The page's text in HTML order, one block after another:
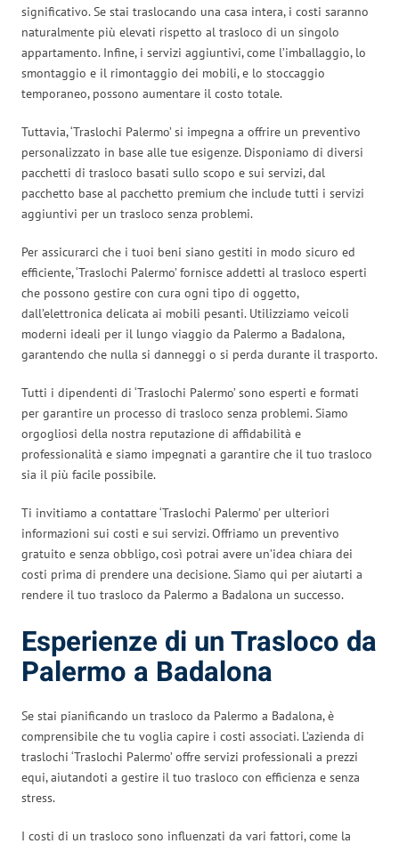
significativo. Se stai traslocando una casa intera, i costi saranno
naturalmente più elevati rispetto al trasloco di un singolo
appartamento. Infine, i servizi aggiuntivi, come l’imballaggio, lo
smontaggio e il rimontaggio dei mobili, e lo stoccaggio
temporaneo, possono aumentare il costo totale.
Tuttavia, ‘Traslochi Palermo’ si impegna a offrire un preventivo
personalizzato in base alle tue esigenze. Disponiamo di diversi
pacchetti di trasloco basati sullo scopo e sui servizi, dal
pacchetto base al pacchetto premium che include tutti i servizi
aggiuntivi per un trasloco senza problemi.
Per assicurarci che i tuoi beni siano gestiti in modo sicuro ed
efficiente, ‘Traslochi Palermo’ fornisce addetti al trasloco esperti
che possono gestire con cura ogni tipo di oggetto,
dall’elettronica delicata ai mobili pesanti. Utilizziamo veicoli
moderni ideali per il lungo viaggio da Palermo a Badalona,
garantendo che nulla si danneggi o si perda durante il trasporto.
Tutti i dipendenti di ‘Traslochi Palermo’ sono esperti e formati
per garantire un processo di trasloco senza problemi. Siamo
orgogliosi della nostra reputazione di affidabilità e
professionalità e siamo impegnati a garantire che il tuo trasloco
sia il più facile possibile.
Ti invitiamo a contattare ‘Traslochi Palermo’ per ulteriori
informazioni sui costi e sui servizi. Offriamo un preventivo
gratuito e senza obbligo, così potrai avere un’idea chiara dei
costi prima di prendere una decisione. Siamo qui per aiutarti a
rendere il tuo trasloco da Palermo a Badalona un successo.
Esperienze di un Trasloco da
Palermo a Badalona
Se stai pianificando un trasloco da Palermo a Badalona, è
comprensibile che tu voglia capire i costi associati. L’azienda di
traslochi ‘Traslochi Palermo’ offre servizi professionali a prezzi
equi, aiutandoti a gestire il tuo trasloco con efficienza e senza
stress.
I costi di un trasloco sono influenzati da vari fattori, come la